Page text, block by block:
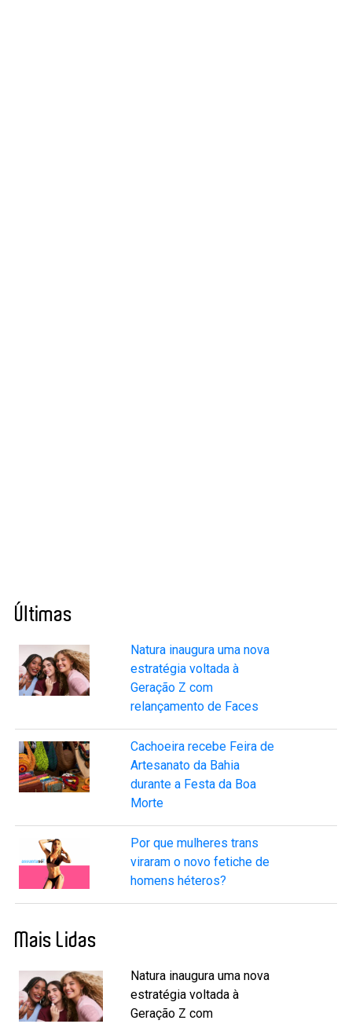
Últimas
Natura inaugura uma nova
estratégia voltada à
Geração Z com
relançamento de Faces
Cachoeira recebe Feira de
Artesanato da Bahia
durante a Festa da Boa
Morte
Por que mulheres trans
viraram o novo fetiche de
homens héteros?
Mais Lidas
Natura inaugura uma nova
estratégia voltada à
Geração Z com